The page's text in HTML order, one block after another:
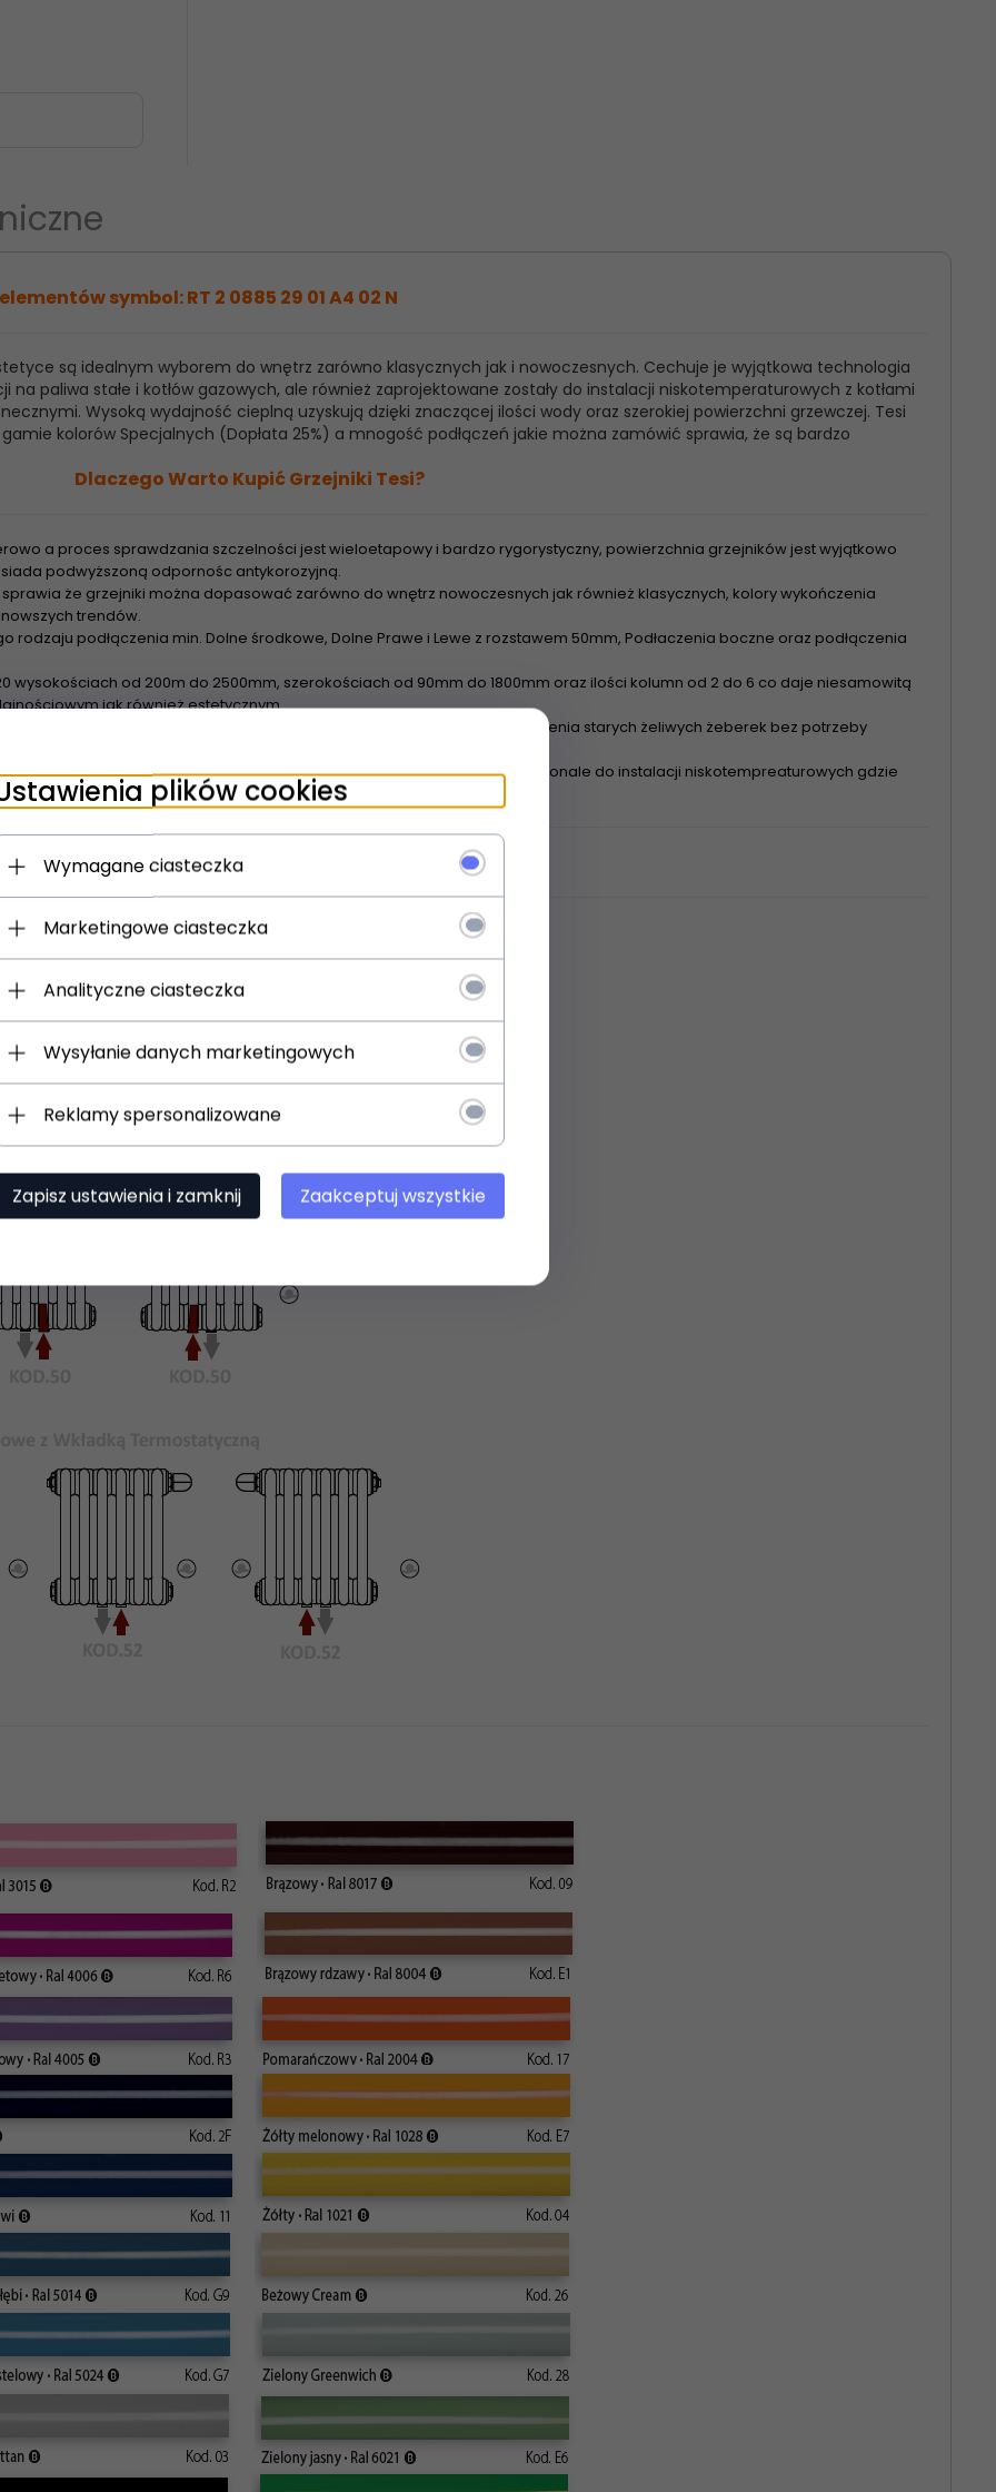
symbol: RT 2 0885 29 01 A4 02 N
są idealnym wyborem do wnętrz zarówno klasycznych jak i nowoczesnych. Cechuje je wyjątkowa technologia
na paliwa stałe i kotłów gazowych, ale również zaprojektowane zostały do instalacji niskotemperaturowych z kotłami
Wysoką wydajność cieplną uzyskują dzięki znaczącej ilości wody oraz szerokiej powierzchni grzewczej. Tesi
kolorów Specjalnych (Dopłata 25%) a mnogość podłączeń jakie można zamówić sprawia, że są bardzo
Dlaczego Warto Kupić Grzejniki Tesi?
a proces sprawdzania szczelności jest wieloetapowy i bardzo rygorystyczny, powierzchnia grzejników jest wyjątkowo
podwyższoną odpornośc antykorozyjną.
że grzejniki można dopasować zarówno do wnętrz nowoczesnych jak również klasycznych, kolory wykończenia
trendów.
podłączenia min. Dolne środkowe, Dolne Prawe i Lewe z rozstawem 50mm, Podłaczenia boczne oraz podłączenia
wysokościach od 200m do 2500mm, szerokościach od 90mm do 1800mm oraz ilości kolumn od 2 do 6 co daje niesamowitą
jak również estetycznym
grzejników z rozstawem bocznym 500m Tesi nadają się do zastąpienia starych żeliwych żeberek bez potrzeby
- Dzięki szerokiej powierzchni grzewczej grzejniki nadaja się doskonale do instalacji niskotempreaturowych gdzie
z pompami ciepła oraz kolektorami słonecznymi
plików cookies
Wymagane ciasteczka
Marketingowe ciasteczka
Analityczne ciasteczka
Wysyłanie danych marketingowych
Reklamy spersonalizowane
Zapisz ustawienia i zamknij Zaakceptuj wszystkie